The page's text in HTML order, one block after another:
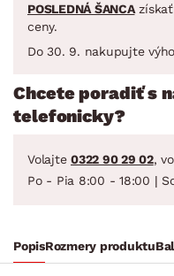
POSLEDNÁ ŠANCAzískať
ceny.
Do 30. 9. nakupujte
Chcete poradiť s
telefonicky?
Volajte 0322 90 29 02,
Po - Pia 8:00 - 18:00 |
PopisRozmery produktu